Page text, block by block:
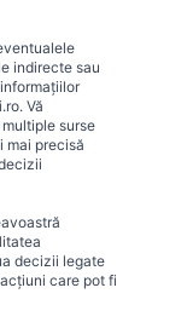
indirecte sau
Vă
surse
mai precisă
decizii legate
care pot fi